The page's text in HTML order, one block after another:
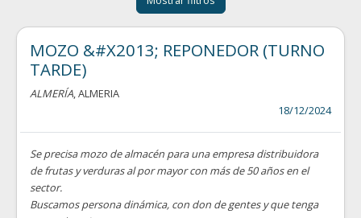
MOZO &#X2013; REPONEDOR (TURNO
TARDE)
ALMERÍA, ALMERIA
18/12/2024
Se precisa mozo de almacén para una empresa distribuidora
de frutas y verduras al por mayor con más de 50 años en el
sector.
Buscamos persona dinámica, con don de gentes y que tenga